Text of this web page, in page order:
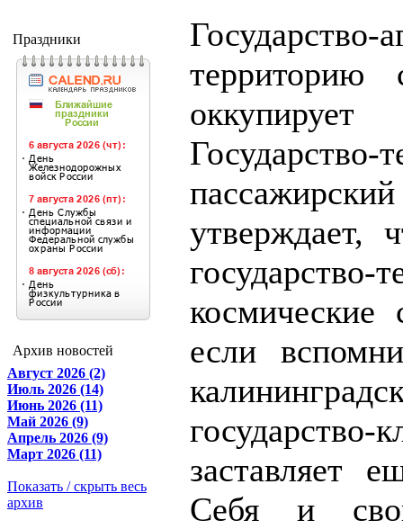
Праздники
Архив новостей
Август 2026 (2)
Июль 2026 (14)
Июнь 2026 (11)
Май 2026 (9)
Апрель 2026 (9)
Март 2026 (11)
Показать / скрыть весь
архив
территорию
если
заставляет
Себя и